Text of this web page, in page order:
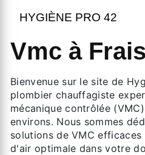
HYGIÈNE PRO 42
Vmc à
Bienvenue sur le site de
plombier chauffagiste
mécanique contrôlée
environs. Nous sommes
solutions de VMC
d'air optimale dans votre